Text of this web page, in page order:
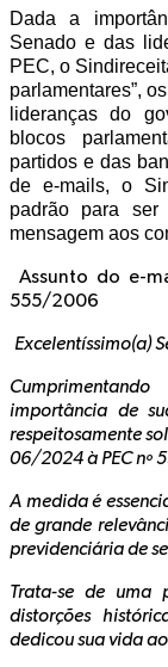
Dada a
Senado e das
PEC, o
parlamentares”,
lideranças do
blocos
partidos e das
de e-mails, o
padrão para
mensagem aos
Assunto do e-
555/2006
Excelentíssimo(a)
importância de
respeitosamente
06/2024 à PEC nº
A medida é
de grande
previdenciária de
Trata-se de uma
distorções
dedicou sua vida